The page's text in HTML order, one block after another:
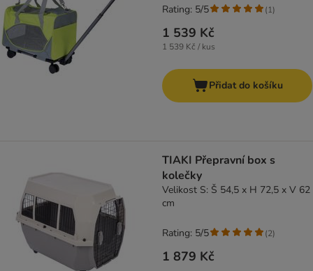
1 539 Kč
1 539 Kč / kus
Rating: 5/5 (1)
Přidat do košíku
TIAKI Přepravní box s
kolečky
Velikost S: Š 54,5 x H 72,5 x V 62
cm
1 879 Kč
Rating: 5/5 (2)